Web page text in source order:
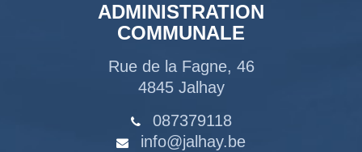
ADMINISTRATION
COMMUNALE
Rue de la Fagne, 46
4845 Jalhay
087379118
info@jalhay.be